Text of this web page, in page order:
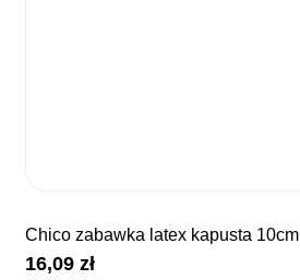
chico zabawka latex kapusta 10cm
16,09zł